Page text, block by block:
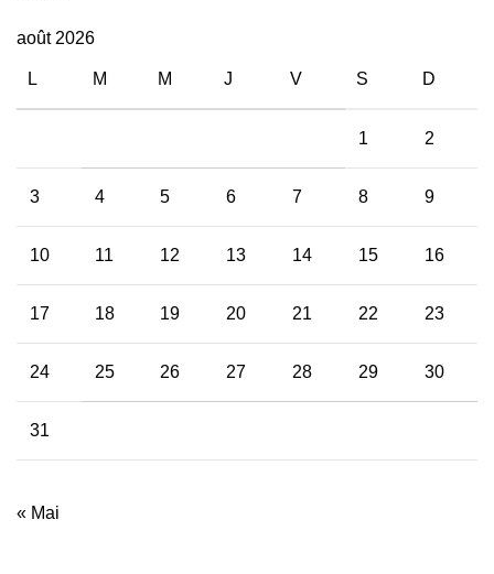
août 2026
L M M J V S D
1 2
3 4 5 6 7 8 9
10 11 12 13 14 15 16
17 18 19 20 21 22 23
24 25 26 27 28 29 30
31
« Mai